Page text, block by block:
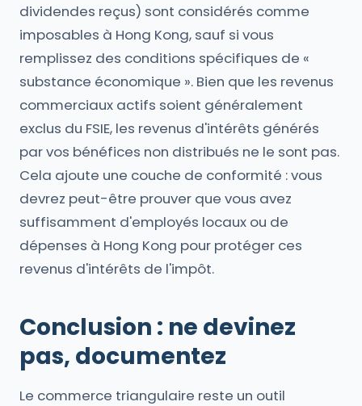
dividendes reçus) sont considérés comme
imposables à Hong Kong, sauf si vous
remplissez des conditions spécifiques de «
substance économique ». Bien que les revenus
commerciaux actifs soient généralement
exclus du FSIE, les revenus d'intérêts générés
par vos bénéfices non distribués ne le sont pas.
Cela ajoute une couche de conformité : vous
devrez peut-être prouver que vous avez
suffisamment d'employés locaux ou de
dépenses à Hong Kong pour protéger ces
revenus d'intérêts de l'impôt.
Conclusion : ne devinez
pas, documentez
Le commerce triangulaire reste un outil